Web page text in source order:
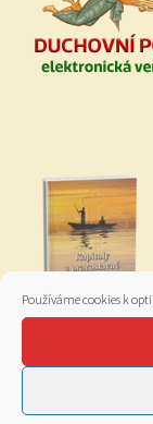
Používáme cookies k